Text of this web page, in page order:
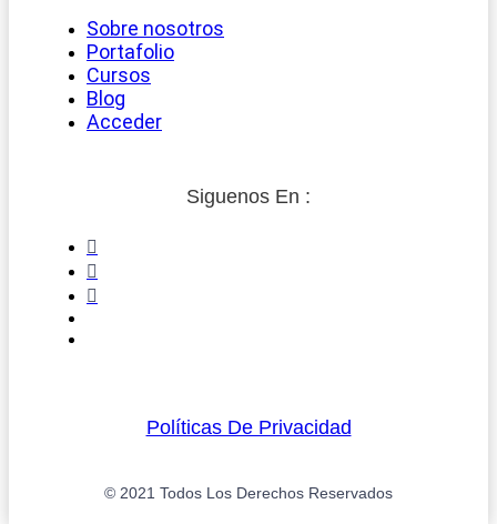
Sobre nosotros
Portafolio
Cursos
Blog
Acceder
Siguenos En :
Políticas De Privacidad
© 2021 Todos Los Derechos Reservados